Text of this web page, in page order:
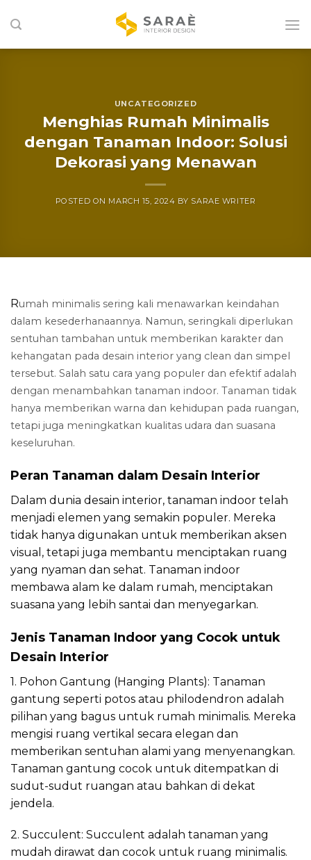
to
UNCATEGORIZED
Menghias Rumah Minimalis
dengan Tanaman Indoor: Solusi
Dekorasi yang Menawan
POSTED ON MARCH 15, 2024 BY SARAE WRITER
Rumah minimalis sering kali menawarkan keindahan
dalam kesederhanaannya. Namun, seringkali diperlukan
sentuhan tambahan untuk memberikan karakter dan
kehangatan pada desain interior yang clean dan simpel
tersebut. Salah satu cara yang populer dan efektif adalah
dengan menambahkan tanaman indoor. Tanaman tidak
hanya memberikan warna dan kehidupan pada ruangan,
tetapi juga meningkatkan kualitas udara dan suasana
keseluruhan.
Peran Tanaman dalam Desain Interior
Dalam dunia desain interior, tanaman indoor telah
menjadi elemen yang semakin populer. Mereka
tidak hanya digunakan untuk memberikan aksen
visual, tetapi juga membantu menciptakan ruang
yang nyaman dan sehat. Tanaman indoor
membawa alam ke dalam rumah, menciptakan
suasana yang lebih santai dan menyegarkan.
Jenis Tanaman Indoor yang Cocok untuk
Desain Interior
1. Pohon Gantung (Hanging Plants): Tanaman
gantung seperti potos atau philodendron adalah
pilihan yang bagus untuk rumah minimalis. Mereka
mengisi ruang vertikal secara elegan dan
memberikan sentuhan alami yang menyenangkan.
Tanaman gantung cocok untuk ditempatkan di
sudut-sudut ruangan atau bahkan di dekat
jendela.
2. Succulent: Succulent adalah tanaman yang
mudah dirawat dan cocok untuk ruang minimalis.